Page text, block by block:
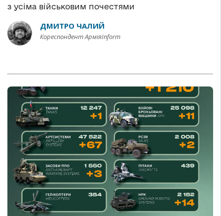
з усіма військовим почестями
ДМИТРО ЧАЛИЙ
Кореспондент АрміяInform